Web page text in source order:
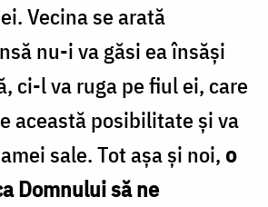
Vecina se arată
nu-i va găsi ea însăși
ci-l va ruga pe fiul ei, care
această posibilitate și va
sale. Tot așa și noi,o
Domnului să ne